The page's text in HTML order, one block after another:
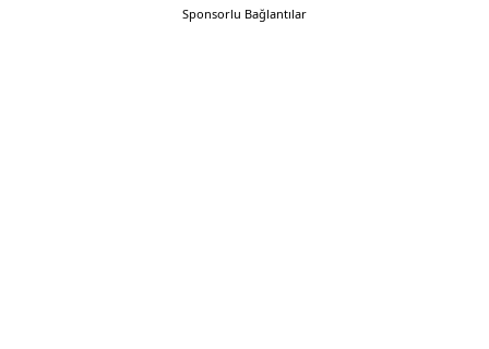
Sponsorlu Bağlantılar